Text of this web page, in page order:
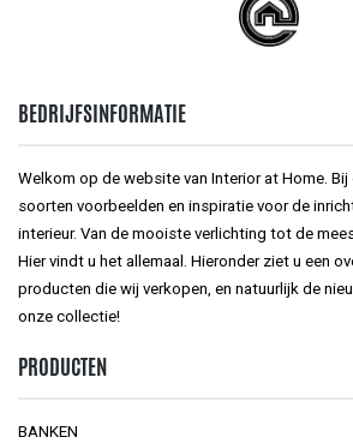
BEDRIJFSINFORMATIE
Welkom op de website van Interior at Home. Bij
soorten voorbeelden en inspiratie voor de
interieur. Van de mooiste verlichting tot de
Hier vindt u het allemaal. Hieronder ziet u een
producten die wij verkopen, en natuurlijk de
onze collectie!
PRODUCTEN
BANKEN